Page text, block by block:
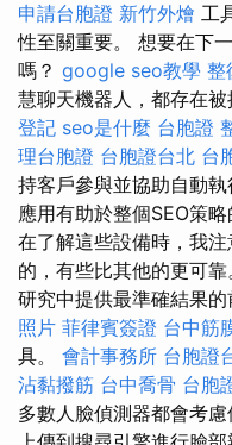
申請台胞證 新竹外燴 工
性至關重要。 想要在下
嗎？ google seo教學 整
慧聊天機器人，都存在被
登記 seo是什麼 台胞證
理台胞證 台胞證台北 台
持客戶參與並協助自動
應用有助於整個SEO策
在了解這些設備時，我
的，有些比其他的更可
研究中提供最準確結果
照片 菲律賓簽證 台中筋
具。 會計事務所 台胞證
沾黏撥筋 台中喬骨 台胞
多數人臉偵測器都會考